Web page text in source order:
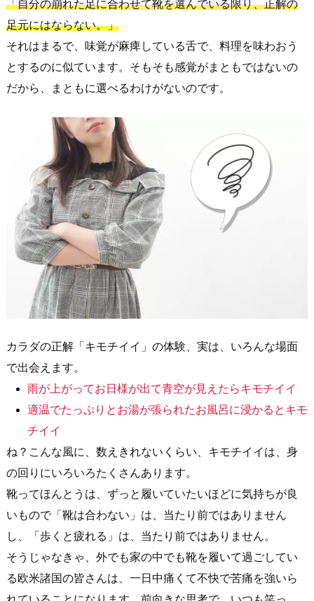
「自分の崩れた足に合わせて靴を選んでいる限り、正解の
足元にはならない。」
それはまるで、味覚が麻痺している舌で、料理を味わおう
とするのに似ています。そもそも感覚がまともではないの
だから、まともに選べるわけがないのです。
カラダの正解「キモチイイ」の体験、実は、いろんな場面
で出会えます。
雨が上がってお日様が出て青空が見えたらキモチイイ
適温でたっぷりとお湯が張られたお風呂に浸かるとキモ
チイイ
ね？こんな風に、数えきれないくらい、キモチイイは、身
の回りにいろいろたくさんあります。
靴ってほんとうは、ずっと履いていたいほどに気持ちが良
いもので「靴は合わない」は、当たり前ではありません
し、「歩くと疲れる」は、当たり前ではありません。
そうじゃなきゃ、外でも家の中でも靴を履いて過ごしてい
る欧米諸国の皆さんは、一日中痛くて不快で苦痛を強いら